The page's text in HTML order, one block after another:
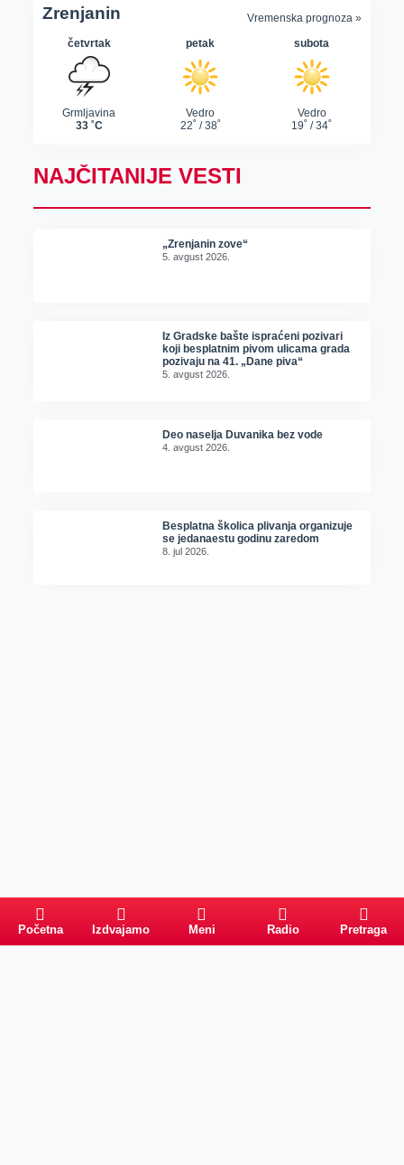
NAJČITANIJE VESTI
„Zrenjanin zove“
5. avgust 2026.
Iz Gradske bašte ispraćeni pozivari
koji besplatnim pivom ulicama grada
pozivaju na 41. „Dane piva“
5. avgust 2026.
Deo naselja Duvanika bez vode
4. avgust 2026.
Besplatna školica plivanja organizuje
se jedanaestu godinu zaredom
8. jul 2026.
Početna Izdvajamo Meni Radio Pretraga